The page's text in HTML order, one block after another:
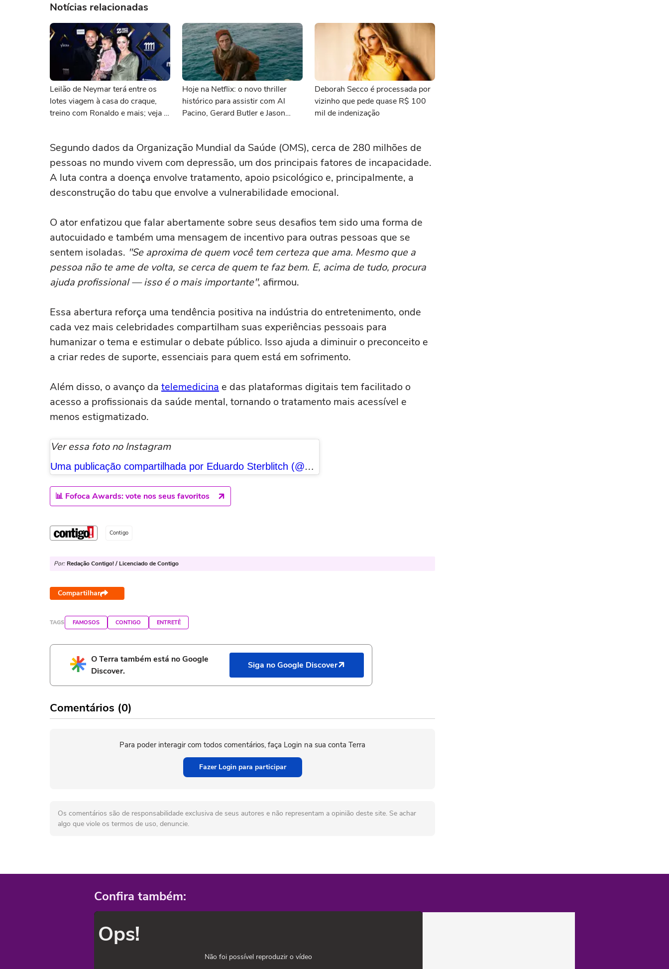
Notícias relacionadas
Leilão de Neymar terá entre os
lotes viagem à casa do craque,
treino com Ronaldo e mais; veja a
Hoje na Netflix: o novo thriller
histórico para assistir com Al
Pacino, Gerard Butler e Jason
Deborah Secco é processada por
vizinho que pede quase R$ 100
mil de indenização
Segundo dados da Organização Mundial da Saúde (OMS), cerca de 280 milhões de
pessoas no mundo vivem com depressão, um dos principais fatores de incapacidade.
A luta contra a doença envolve tratamento, apoio psicológico e, principalmente, a
desconstrução do tabu que envolve a vulnerabilidade emocional.
O ator enfatizou que falar abertamente sobre seus desafios tem sido uma forma de
autocuidado e também uma mensagem de incentivo para outras pessoas que se
sentem isoladas. "Se aproxima de quem você tem certeza que ama. Mesmo que a
pessoa não te ame de volta, se cerca de quem te faz bem. E, acima de tudo, procura
ajuda profissional — isso é o mais importante", afirmou.
Essa abertura reforça uma tendência positiva na indústria do entretenimento, onde
cada vez mais celebridades compartilham suas experiências pessoais para
humanizar o tema e estimular o debate público. Isso ajuda a diminuir o preconceito e
a criar redes de suporte, essenciais para quem está em sofrimento.
Além disso, o avanço da telemedicina e das plataformas digitais tem facilitado o
acesso a profissionais da saúde mental, tornando o tratamento mais acessível e
menos estigmatizado.
Ver essa foto no Instagram
Uma publicação compartilhada por Eduardo Sterblitch (@sterblitch)
📊 Fofoca Awards: vote nos seus favoritos
Contigo
Por: Redação Contigo! / Licenciado de Contigo
Compartilhar
TAGS FAMOSOS CONTIGO ENTRETÊ
O Terra também está no Google
Discover.
Siga no Google Discover
Comentários (0)
Para poder interagir com todos comentários, faça Login na sua conta Terra
Fazer Login para participar
Os comentários são de responsabilidade exclusiva de seus autores e não representam a opinião deste site. Se achar
algo que viole os termos de uso, denuncie.
Confira também:
Ops!
Não foi possível reproduzir o vídeo